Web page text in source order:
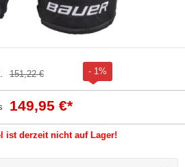
151,22 € - 1%
149,95 €*
ist derzeit nicht auf Lager!